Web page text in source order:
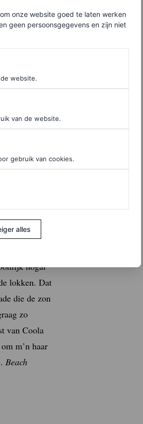
en
nogal
lokken. Dat
die de zon
zo
van Coola
m’n haar
Beach
onze website goed te laten werken
geen persoonsgegevens en zijn niet
website.
van de website.
gebruik van cookies.
alles